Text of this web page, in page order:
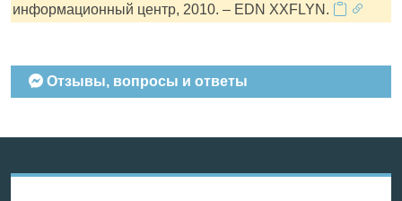
информационный центр, 2010. – EDN XXFLYN.
Отзывы, вопросы и ответы